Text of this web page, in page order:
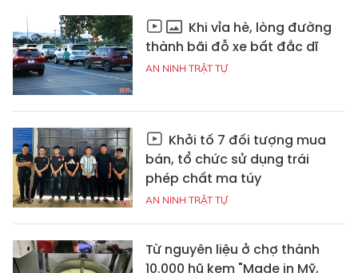
Khi vỉa hè, lòng đường
thành bãi đỗ xe bất đắc dĩ
AN NINH TRẬT TỰ
Khởi tố 7 đối tượng mua
bán, tổ chức sử dụng trái
phép chất ma túy
AN NINH TRẬT TỰ
Từ nguyên liệu ở chợ thành
10.000 hũ kem "Made in Mỹ,